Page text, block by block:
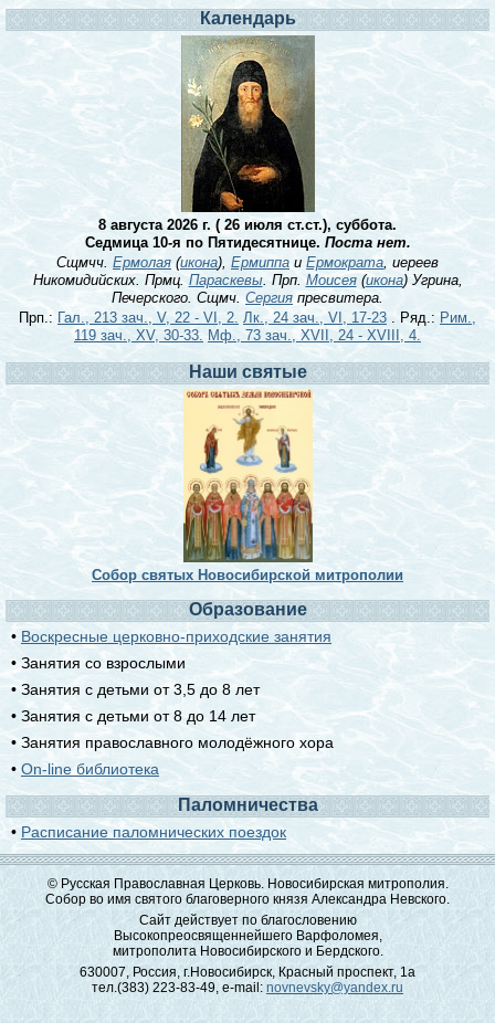
Календарь
8 августа 2026 г. ( 26 июля ст.ст.), суббота.
Седмица 10-я по Пятидесятнице. Поста нет.
Сщмчч. Ермолая (икона), Ермиппаи Ермократа, иереев
Никомидийских. Прмц.Параскевы. Прп. Моисея(икона) Угрина,
Печерского. Сщмч. Сергия пресвитера.
Прп.: Гал., 213 зач., V, 22 - VI, 2. Лк., 24 зач., VI, 17-23 . Ряд.: Рим.,
119 зач., XV, 30-33. Мф., 73 зач., XVII, 24 - XVIII, 4.
Наши святые
Собор святых Новосибирской митрополии
Образование
• Воскресные церковно-приходские занятия
• Занятия со взрослыми
• Занятия с детьми от 3,5 до 8 лет
• Занятия с детьми от 8 до 14 лет
• Занятия православного молодёжного хора
• On-line библиотека
Паломничества
• Расписание паломнических поездок
© Русская Православная Церковь. Новосибирская митрополия.
Собор во имя святого благоверного князя Александра Невского.
Сайт действует по благословению
Высокопреосвященнейшего Варфоломея,
митрополита Новосибирского и Бердского.
630007, Россия, г.Новосибирск, Красный проспект, 1а
тел.(383) 223-83-49, e-mail: novnevsky@yandex.ru